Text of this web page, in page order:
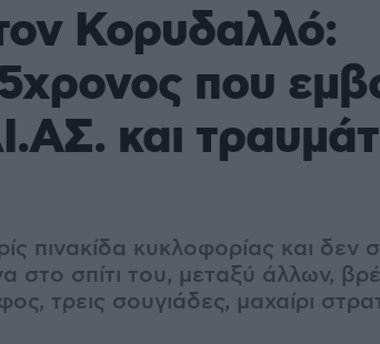
Κορυδαλλό:
που
και
πινακίδα κυκλοφορίας και δεν
στο σπίτι του, μεταξύ άλλων,
τρεις σουγιάδες, μαχαίρι